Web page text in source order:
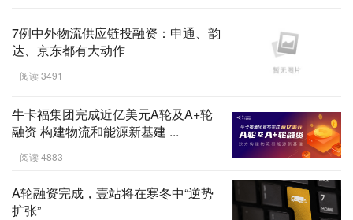
7例中外物流供应链投融资：申通、韵
达、京东都有大动作
阅读 3491
牛卡福集团完成近亿美元A轮及A+轮
融资 构建物流和能源新基建 ...
阅读 4883
A轮融资完成，壹站将在寒冬中“逆势
扩张”